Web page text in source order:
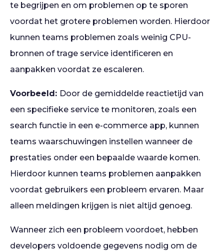
te begrijpen en om problemen op te sporen
voordat het grotere problemen worden. Hierdoor
kunnen teams problemen zoals weinig CPU-
bronnen of trage service identificeren en
aanpakken voordat ze escaleren.
Voorbeeld: Door de gemiddelde reactietijd van
een specifieke service te monitoren, zoals een
search functie in een e-commerce app, kunnen
teams waarschuwingen instellen wanneer de
prestaties onder een bepaalde waarde komen.
Hierdoor kunnen teams problemen aanpakken
voordat gebruikers een probleem ervaren. Maar
alleen meldingen krijgen is niet altijd genoeg.
Wanneer zich een probleem voordoet, hebben
developers voldoende gegevens nodig om de